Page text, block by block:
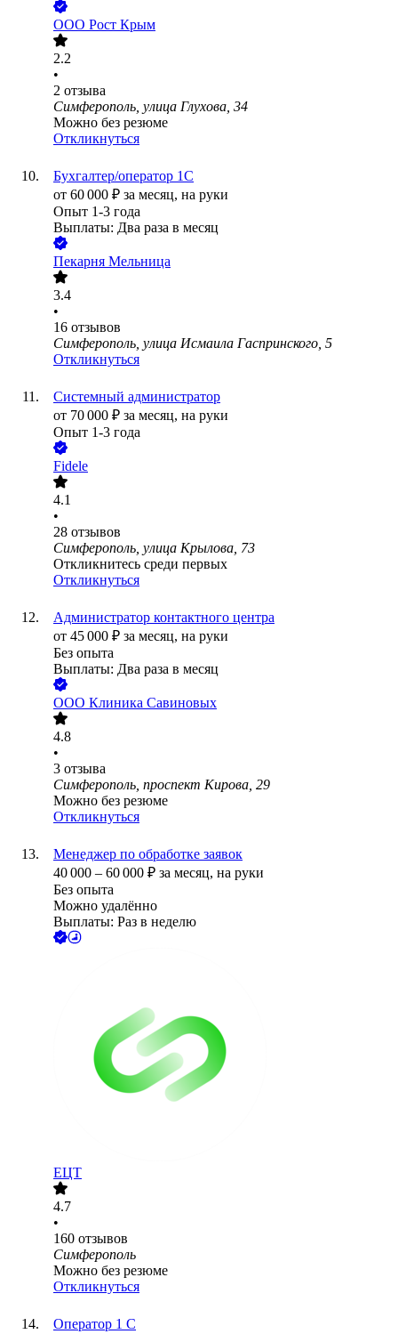
ООО Рост Крым
2.2
•
2 отзыва
Симферополь, улица Глухова, 34
Можно без резюме
Откликнуться
Бухгалтер/оператор 1С
от 60 000 ₽ за месяц, на руки
Опыт 1-3 года
Выплаты: Два раза в месяц
Пекарня Мельница
3.4
•
16 отзывов
Симферополь, улица Исмаила Гаспринского, 5
Откликнуться
Системный администратор
от 70 000 ₽ за месяц, на руки
Опыт 1-3 года
Fidele
4.1
•
28 отзывов
Симферополь, улица Крылова, 73
Откликнитесь среди первых
Откликнуться
Администратор контактного центра
от 45 000 ₽ за месяц, на руки
Без опыта
Выплаты: Два раза в месяц
ООО Клиника Савиновых
4.8
•
3 отзыва
Симферополь, проспект Кирова, 29
Можно без резюме
Откликнуться
Менеджер по обработке заявок
40 000 – 60 000 ₽ за месяц, на руки
Без опыта
Можно удалённо
Выплаты: Раз в неделю
ЕЦТ
4.7
•
160 отзывов
Симферополь
Можно без резюме
Откликнуться
Оператор 1 С